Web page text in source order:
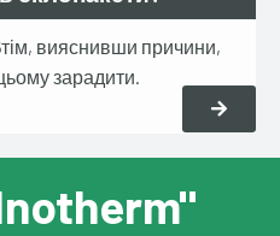
вияснивши причини,
зарадити.